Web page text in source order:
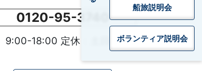
船旅説明会
ボランティア説明会
0120-95-3740
9:00-18:00 定休：土日祝